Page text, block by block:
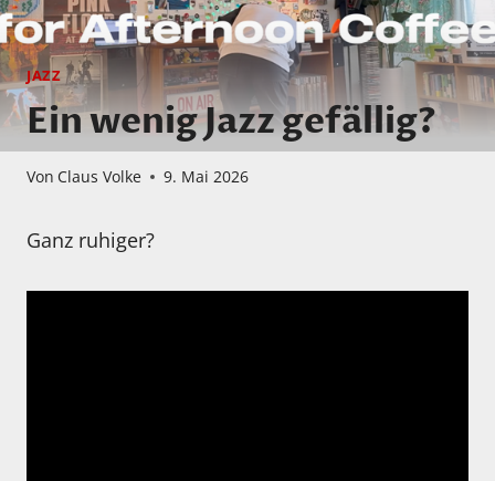
JAZZ
Ein wenig Jazz gefällig?
Von Claus Volke 9. Mai 2026
Ganz ruhiger?